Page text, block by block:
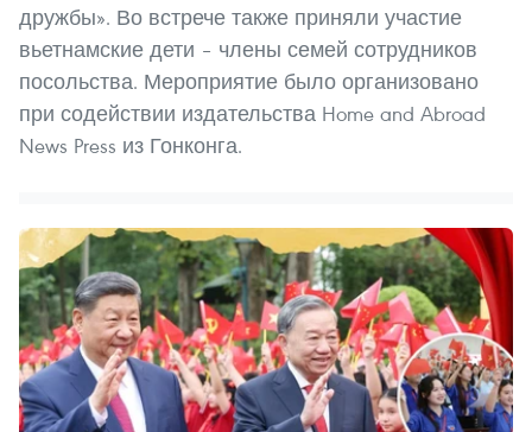
дружбы». Во встрече также приняли участие
вьетнамские дети – члены семей сотрудников
посольства. Мероприятие было организовано
при содействии издательства Home and Abroad
News Press из Гонконга.